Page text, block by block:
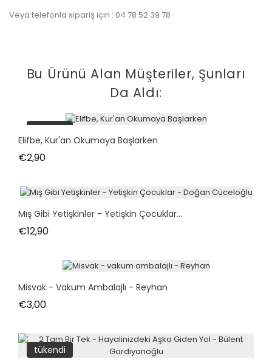
Veya telefonla sipariş için : 04 78 52 39 78
Bu Ürünü Alan Müşteriler, Şunları
Da Aldı:
tükendi
Elifbe, Kur'an Okumaya Başlarken
€2,90Fiyat
Mış Gibi Yetişkinler - Yetişkin Çocuklar...
€12,90Fiyat
Misvak - Vakum Ambalajlı - Reyhan
€3,00Fiyat
tükendi